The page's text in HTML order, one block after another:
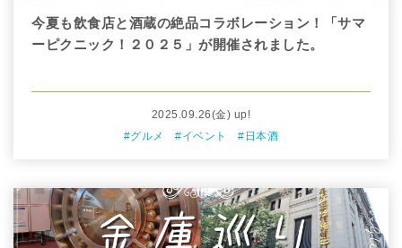
今夏も飲食店と酒蔵の絶品コラボレーション！「サマ
ーピクニック！２０２５」が開催されました。
2025.09.26(金) up!
#グルメ
#イベント #日本酒